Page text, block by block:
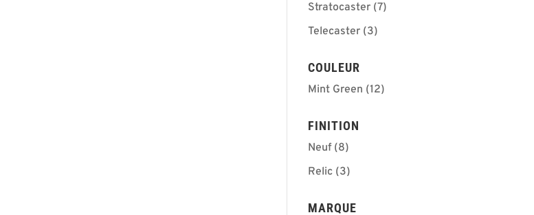
Stratocaster (7)
Telecaster (3)
COULEUR
Mint Green (12)
FINITION
Neuf (8)
Relic (3)
MARQUE